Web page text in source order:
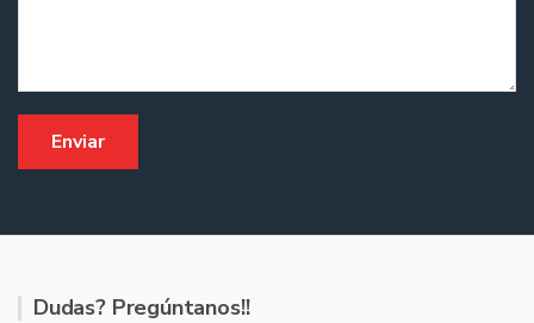
Dudas? Pregúntanos!!